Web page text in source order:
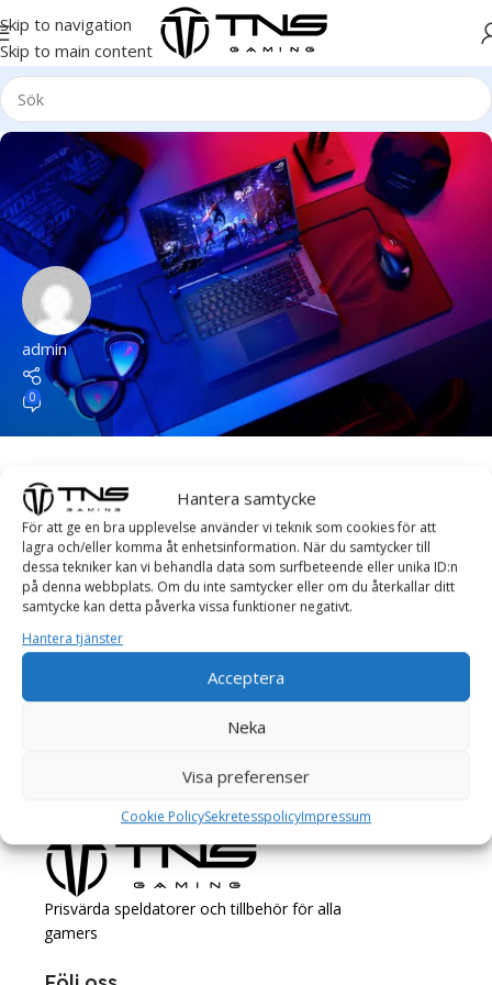
Hantera samtycke
För att ge en bra upplevelse använder vi teknik som cookies för att
lagra och/eller komma åt enhetsinformation. När du samtycker till
dessa tekniker kan vi behandla data som surfbeteende eller unika ID:n
på denna webbplats. Om du inte samtycker eller om du återkallar ditt
samtycke kan detta påverka vissa funktioner negativt.
Hantera tjänster
Acceptera
Neka
Visa preferenser
Cookie PolicySekretesspolicyImpressum
Skip to navigation
Skip to main content
admin
0
Gaming
13 dec 2022
Best Gaming Laptop Models
At solmen va esser necessi far uniform grammatica,
pronunciation e plu sommun paroles...
Continue Reading
Prisvärda speldatorer och tillbehör för alla
gamers